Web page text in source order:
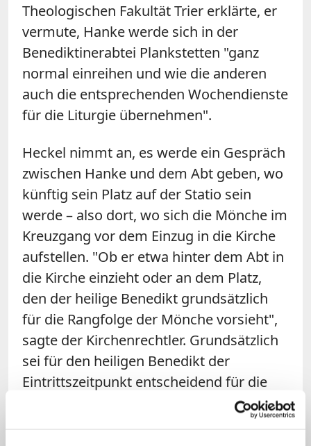
Theologischen Fakultät Trier erklärte, er
vermute, Hanke werde sich in der
Benediktinerabtei Plankstetten "ganz
normal einreihen und wie die anderen
auch die entsprechenden Wochendienste
für die Liturgie übernehmen".
Heckel nimmt an, es werde ein Gespräch
zwischen Hanke und dem Abt geben, wo
künftig sein Platz auf der Statio sein
werde – also dort, wo sich die Mönche im
Kreuzgang vor dem Einzug in die Kirche
aufstellen. "Ob er etwa hinter dem Abt in
die Kirche einzieht oder an dem Platz,
den der heilige Benedikt grundsätzlich
für die Rangfolge der Mönche vorsieht",
sagte der Kirchenrechtler. Grundsätzlich
sei für den heiligen Benedikt der
Eintrittszeitpunkt entscheidend für die